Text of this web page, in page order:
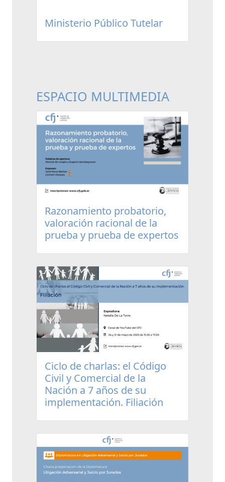
Ministerio Público Tutelar
ESPACIO MULTIMEDIA
Razonamiento probatorio,
valoración racional de la
prueba y prueba de expertos
Ciclo de charlas: el Código
Civil y Comercial de la
Nación a 7 años de su
implementación. Filiación